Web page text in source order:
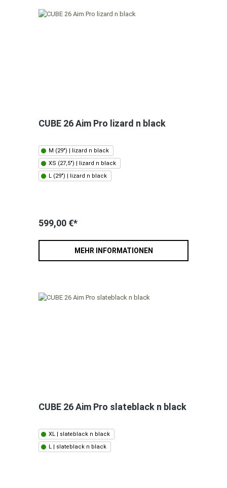
CUBE 26 Aim Pro lizard n black
M (29") | lizard n black
XS (27,5") | lizard n black
L (29") | lizard n black
599,00 €*
MEHR INFORMATIONEN
CUBE 26 Aim Pro slateblack n black
XL | slateblack n black
L | slateblack n black